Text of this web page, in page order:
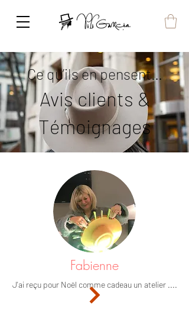
Ce qu’ils en pensent…
Avis clients &
Témoignages
Fabienne
J'ai reçu pour Noël comme cadeau un atelier ....